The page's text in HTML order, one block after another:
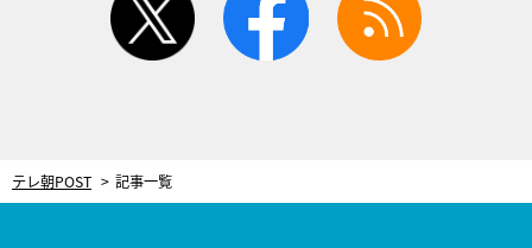
テレ朝POST 記事一覧